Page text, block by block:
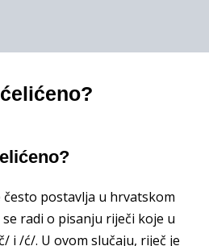
postavlja u hrvatskom
radi o pisanju riječi koje u
i /ć/. U ovom slučaju, riječ je